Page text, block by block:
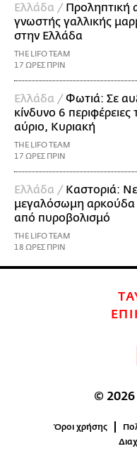
Ελλάδα / Προληπτική
γνωστής γαλλικής
στην Ελλάδα
THE LIFO TEAM
17 ΩΡΕΣ ΠΡΙΝ
Ελλάδα /Φωτιά: Σε
κίνδυνο 6
αύριο, Κυριακή
THE LIFO TEAM
17 ΩΡΕΣ ΠΡΙΝ
Ελλάδα / Καστοριά:
μεγαλόσωμη αρκούδα
από πυροβολισμό
THE LIFO TEAM
18 ΩΡΕΣ ΠΡΙΝ
©
Όροι χρήσης